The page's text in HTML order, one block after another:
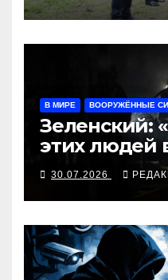
В МИРЕ ВООРУЖЁННЫЕ
Зеленский:
этих людей
принимает
30.07.2026